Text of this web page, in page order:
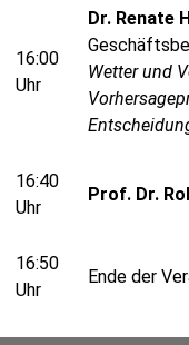
16:00
Uhr
Dr. Renate
Wetter und
16:40
Uhr
Prof. Dr.
16:50
Uhr
Ende der